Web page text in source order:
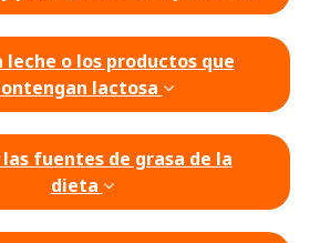
leche o los productos que
lactosa
fuentes de grasa de la
dieta